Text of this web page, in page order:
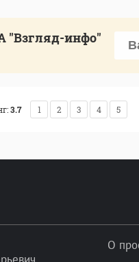
"Взгляд-инфо"
3.7 1 2 3 4 5
О